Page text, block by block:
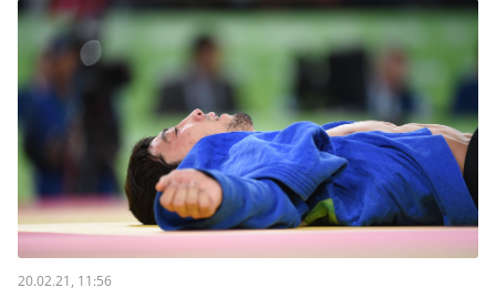
20.02.21, 11:56